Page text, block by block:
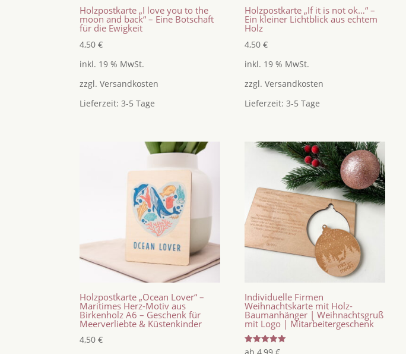
Holzpostkarte „I love you to the
moon and back“ – Eine Botschaft
für die Ewigkeit
4,50€
inkl. 19 % MwSt.
zzgl.Versandkosten
Lieferzeit:3-5 Tage
Holzpostkarte „If it is not ok…“ –
Ein kleiner Lichtblick aus echtem
Holz
4,50€
inkl. 19 % MwSt.
zzgl.Versandkosten
Lieferzeit:3-5 Tage
Holzpostkarte „Ocean Lover“ –
Maritimes Herz-Motiv aus
Birkenholz A6 – Geschenk für
Meerverliebte & Küstenkinder
4,50€
Individuelle Firmen
Weihnachtskarte mit Holz-
Baumanhänger | Weihnachtsgruß
mit Logo | Mitarbeitergeschenk
Bewertet